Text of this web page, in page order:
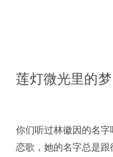
莲灯微光里的梦
你们听过林徽因的名
恋歌，她的名字总是